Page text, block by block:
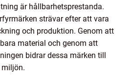
är hållbarhetsprestanda.
strävar efter att vara
och produktion. Genom att
material och genom att
bidrar dessa märken till